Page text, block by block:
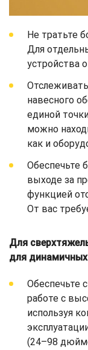
Не тратьте
Для
устройства
навесного
единой
можно
как и
Обеспечьте
выходе за
функцией
От вас
Для
для
Обеспечьте
работе с
используя
(24–98